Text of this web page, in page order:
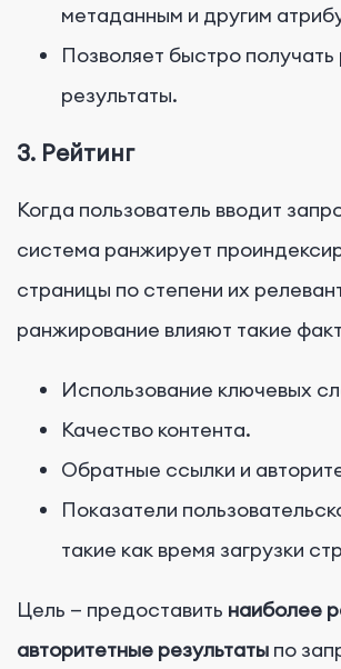
метаданным и другим
Позволяет быстро
результаты.
3. Рейтинг
Когда пользователь вводит
система ранжирует
страницы по степени их
ранжирование влияют такие
Использование ключевых
Качество контента.
Обратные ссылки и
Показатели
такие как время загрузки
Цель — предоставить наиболее
авторитетные результаты по